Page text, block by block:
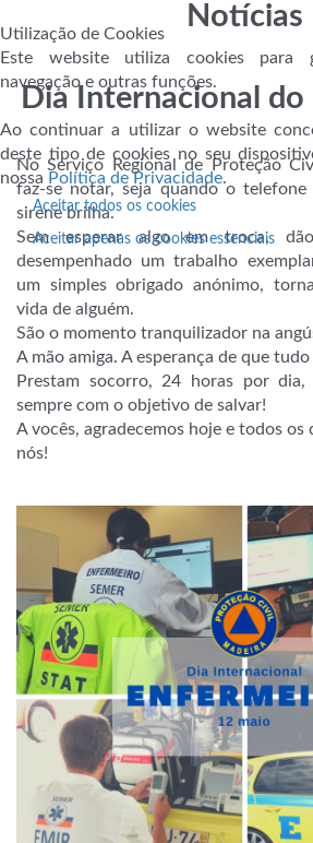
Notícias
Dia Internacional
No Serviço Regional de Proteção
faz-se notar, seja quando o
sirene brilha.
Sem esperar algo em troca,
desempenhado um trabalho
um simples obrigado anónimo,
vida de alguém.
São o momento tranquilizador na
A mão amiga. A esperança de que
Prestam socorro, 24 horas por dia,
sempre com o objetivo de salvar!
A vocês, agradecemos hoje e todos os
nós!
Utilização de Cookies
Este website utiliza cookies para
navegação e outras funções.
Ao continuar a utilizar o website
deste tipo de cookies no seu
nossa Política de Privacidade.
Aceitar todos os cookies
Aceitar apenas os cookies essenciais